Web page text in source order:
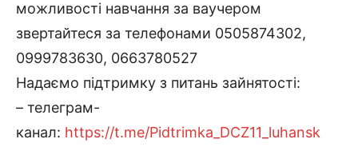
можливості навчання за ваучером
звертайтеся за телефонами 0505874302,
0999783630, 0663780527
Надаємо підтримку з питань зайнятості:
– телеграм-
канал: https://t.me/Pidtrimka_DCZ11_ luhansk